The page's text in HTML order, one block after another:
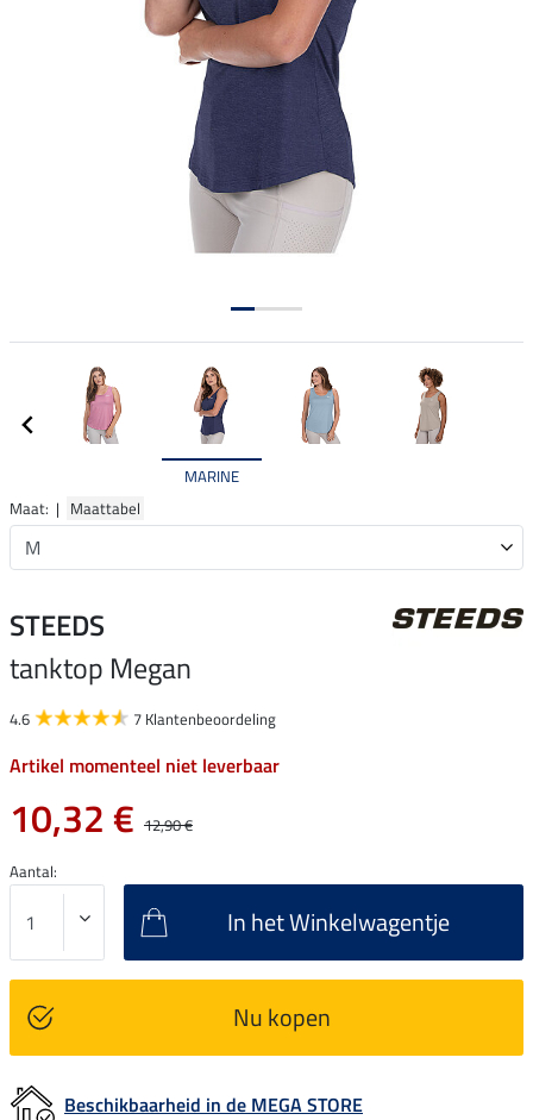
MARINE
Maat: | Maattabel
STEEDS
tanktop Megan
4.6 7 Klantenbeoordeling
Artikel momenteel niet leverbaar
10,32 € 12,90 €
Aantal:
In het Winkelwagentje
Nu kopen
Beschikbaarheid in de MEGA STORE